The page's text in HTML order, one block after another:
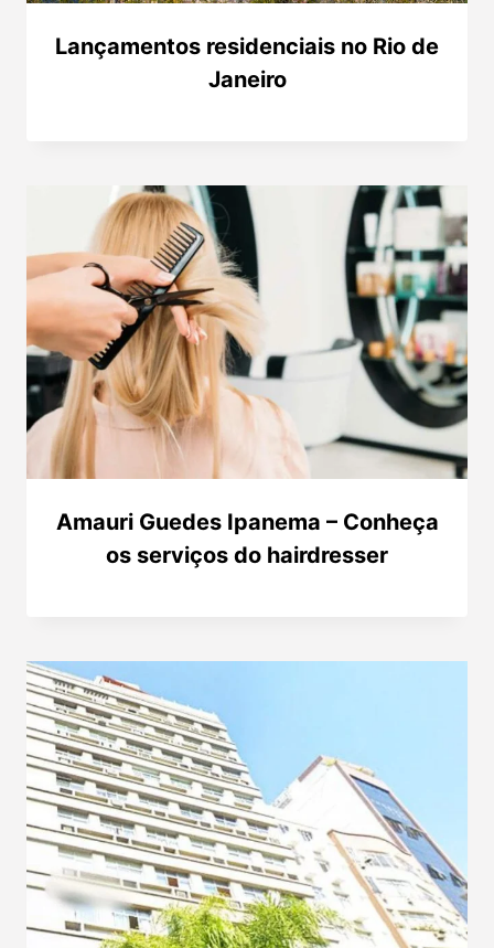
Lançamentos residenciais no Rio de
Janeiro
Amauri Guedes Ipanema – Conheça
os serviços do hairdresser